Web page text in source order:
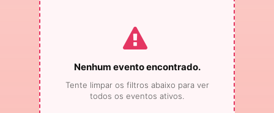
Nenhum evento encontrado.
Tente limpar os filtros abaixo para ver
todos os eventos ativos.